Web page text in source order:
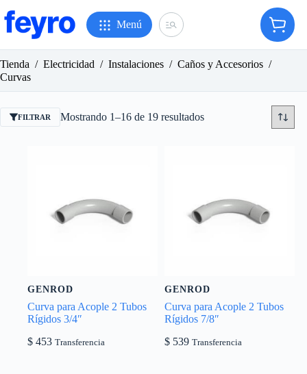
al
contenido
Menú
Carro
de
Tienda / Electricidad / Instalaciones / Caños y Accesorios /
Curvas
FILTRAR Mostrando 1–16 de 19 resultadosOrdenado
GENROD
Curva para Acople 2 Tubos
Rígidos 3/4″
$ 453 Transferencia
GENROD
Curva para Acople 2 Tubos
Rígidos 7/8″
$ 539 Transferencia